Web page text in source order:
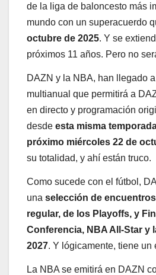
de la liga de baloncesto más
mundo con un superacuerdo
octubre de 2025. Y se
próximos 11 años. Pero no
DAZN y la NBA, han llegado
multianual que permitirá a
en directo y programación
desde esta misma
próximo miércoles 22 de
su totalidad, y ahí están truco.
Como sucede con el fútbol,
una selección de
regular, de los Playoffs, y
Conferencia, NBA All-Star y
2027. Y lógicamente, tiene un
La NBA se emitirá en DAZN